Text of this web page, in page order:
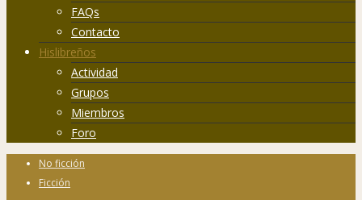
FAQs
Contacto
Hislibreños
Actividad
Grupos
Miembros
Foro
No ficción
Ficción